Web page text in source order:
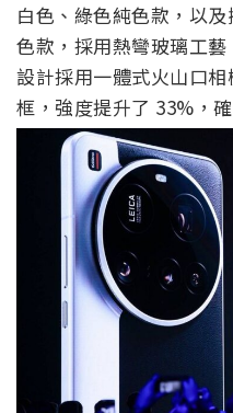
白色、綠色純色款，以
色款，採用熱彎玻璃工
設計採用一體式火山口
框，強度提升了 33%，